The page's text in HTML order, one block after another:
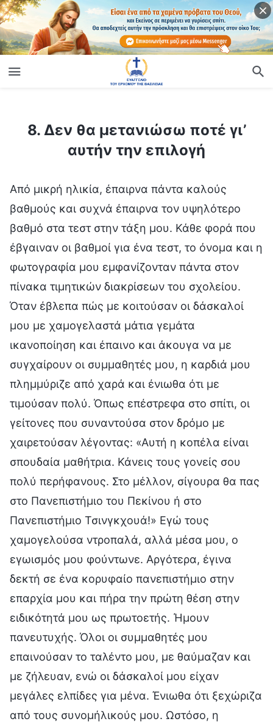
8. Δεν θα μετανιώσω ποτέ γι’ αυτήν την επιλογή
8. Δεν θα μετανιώσω ποτέ γι’
αυτήν την επιλογή
Από μικρή ηλικία, έπαιρνα πάντα καλούς
βαθμούς και συχνά έπαιρνα τον υψηλότερο
βαθμό στα τεστ στην τάξη μου. Κάθε φορά που
έβγαιναν οι βαθμοί για ένα τεστ, το όνομα και η
φωτογραφία μου εμφανίζονταν πάντα στον
πίνακα τιμητικών διακρίσεων του σχολείου.
Όταν έβλεπα πώς με κοιτούσαν οι δάσκαλοί
μου με χαμογελαστά μάτια γεμάτα
ικανοποίηση και έπαινο και άκουγα να με
συγχαίρουν οι συμμαθητές μου, η καρδιά μου
πλημμύριζε από χαρά και ένιωθα ότι με
τιμούσαν πολύ. Όπως επέστρεφα στο σπίτι, οι
γείτονες που συναντούσα στον δρόμο με
χαιρετούσαν λέγοντας: «Αυτή η κοπέλα είναι
σπουδαία μαθήτρια. Κάνεις τους γονείς σου
πολύ περήφανους. Στο μέλλον, σίγουρα θα πας
στο Πανεπιστήμιο του Πεκίνου ή στο
Πανεπιστήμιο Τσινγκχουά!» Εγώ τους
χαμογελούσα ντροπαλά, αλλά μέσα μου, ο
εγωισμός μου φούντωνε. Αργότερα, έγινα
δεκτή σε ένα κορυφαίο πανεπιστήμιο στην
επαρχία μου και πήρα την πρώτη θέση στην
ειδικότητά μου ως πρωτοετής. Ήμουν
πανευτυχής. Όλοι οι συμμαθητές μου
επαινούσαν το ταλέντο μου, με θαύμαζαν και
με ζήλευαν, ενώ οι δάσκαλοί μου είχαν
μεγάλες ελπίδες για μένα. Ένιωθα ότι ξεχώριζα
από τους συνομήλικούς μου. Ωστόσο, η